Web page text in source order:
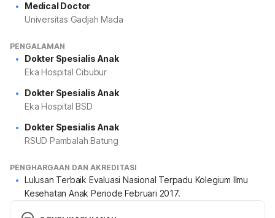
Medical Doctor
Universitas Gadjah Mada
PENGALAMAN
Dokter Spesialis Anak
Eka Hospital Cibubur
Dokter Spesialis Anak
Eka Hospital BSD
Dokter Spesialis Anak
RSUD Pambalah Batung
PENGHARGAAN DAN AKREDITASI
Lulusan Terbaik Evaluasi Nasional Terpadu Kolegium Ilmu
Kesehatan Anak Periode Februari 2017.